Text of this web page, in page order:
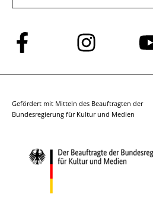
Folge
uns
auf
Folge
uns
auf
Gefördert mit Mitteln des Beauftragten der
Bundesregierung für Kultur und Medien